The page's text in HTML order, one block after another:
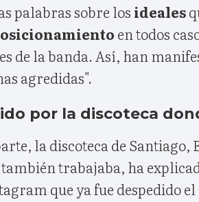
palabras sobre losideales
en todos
de la banda. Así, han
agredidas".
por la discoteca
la discoteca de Santiago,
trabajaba, ha
que ya fue despedido